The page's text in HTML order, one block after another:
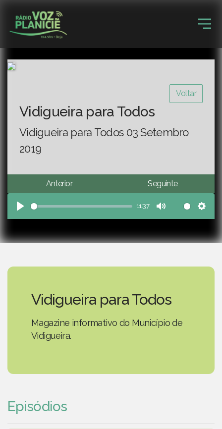
Voltar
Vidigueira para Todos
Vidigueira para Todos 03 Setembro
2019
Anterior Seguinte
Play
11:37
Mute
Vidigueira para Todos
Magazine informativo do Município de
Vidigueira.
Episódios